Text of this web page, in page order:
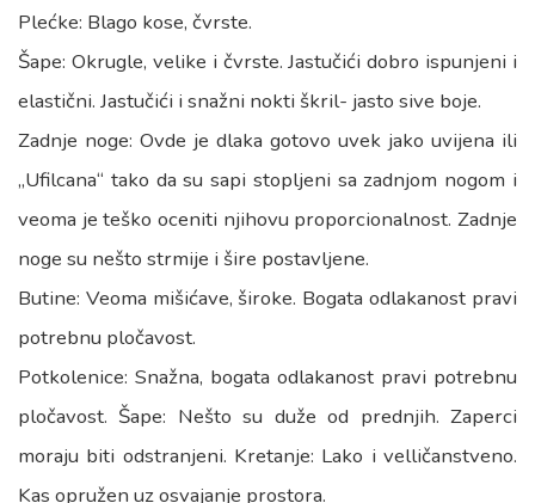
Plećke: Blago kose, čvrste.
Šape: Okrugle, velike i čvrste. Jastučići dobro ispunjeni i
elastični. Jastučići i snažni nokti škril- jasto sive boje.
Zadnje noge: Ovde je dlaka gotovo uvek jako uvijena ili
„Ufilcana“ tako da su sapi stopljeni sa zadnjom nogom i
veoma je teško oceniti njihovu proporcionalnost. Zadnje
noge su nešto strmije i šire postavljene.
Butine: Veoma mišićave, široke. Bogata odlakanost pravi
potrebnu pločavost.
Potkolenice: Snažna, bogata odlakanost pravi potrebnu
pločavost. Šape: Nešto su duže od prednjih. Zaperci
moraju biti odstranjeni. Kretanje: Lako i velličanstveno.
Kas opružen uz osvajanje prostora.